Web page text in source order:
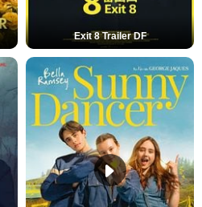
Exit 8 Trailer DF